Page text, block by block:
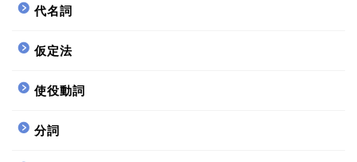
代名詞
仮定法
使役動詞
分詞